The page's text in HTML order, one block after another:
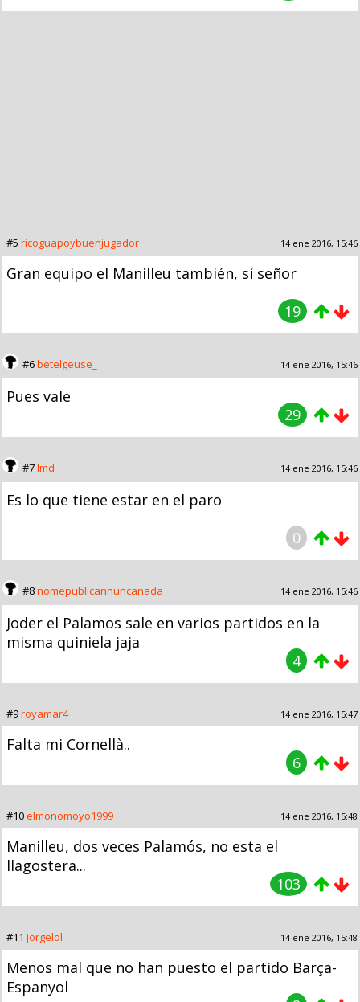
#5 ricoguapoybuenjugador 14 ene 2016, 15:46
Gran equipo el Manilleu también, sí señor
19
#6betelgeuse_ 14 ene 2016, 15:46
Pues vale
29
#7lmd 14 ene 2016, 15:46
Es lo que tiene estar en el paro
0
#8nomepublicannuncanada 14 ene 2016, 15:46
Joder el Palamos sale en varios partidos en la
misma quiniela jaja
4
#9royamar4 14 ene 2016, 15:47
Falta mi Cornellà..
6
#10elmonomoyo1999 14 ene 2016, 15:48
Manilleu, dos veces Palamós, no esta el
llagostera...
103
#11 jorgelol 14 ene 2016, 15:48
Menos mal que no han puesto el partido Barça-
Espanyol